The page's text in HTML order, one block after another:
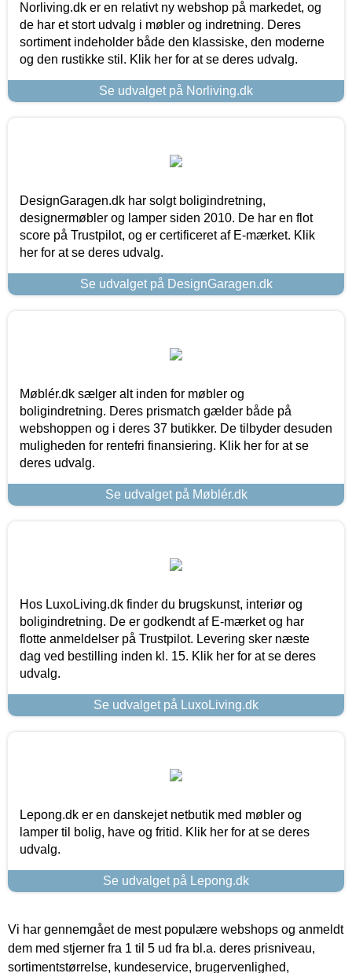
Norliving.dk er en relativt ny webshop på markedet, og
de har et stort udvalg i møbler og indretning. Deres
sortiment indeholder både den klassiske, den moderne
og den rustikke stil. Klik her for at se deres udvalg.
Se udvalget på Norliving.dk
DesignGaragen.dk har solgt boligindretning,
designermøbler og lamper siden 2010. De har en flot
score på Trustpilot, og er certificeret af E-mærket. Klik
her for at se deres udvalg.
Se udvalget på DesignGaragen.dk
Møblér.dk sælger alt inden for møbler og
boligindretning. Deres prismatch gælder både på
webshoppen og i deres 37 butikker. De tilbyder desuden
muligheden for rentefri finansiering. Klik her for at se
deres udvalg.
Se udvalget på Møblér.dk
Hos LuxoLiving.dk finder du brugskunst, interiør og
boligindretning. De er godkendt af E-mærket og har
flotte anmeldelser på Trustpilot. Levering sker næste
dag ved bestilling inden kl. 15. Klik her for at se deres
udvalg.
Se udvalget på LuxoLiving.dk
Lepong.dk er en danskejet netbutik med møbler og
lamper til bolig, have og fritid. Klik her for at se deres
udvalg.
Se udvalget på Lepong.dk
Vi har gennemgået de mest populære webshops og anmeldt
dem med stjerner fra 1 til 5 ud fra bl.a. deres prisniveau,
sortimentstørrelse, kundeservice, brugervenlighed,